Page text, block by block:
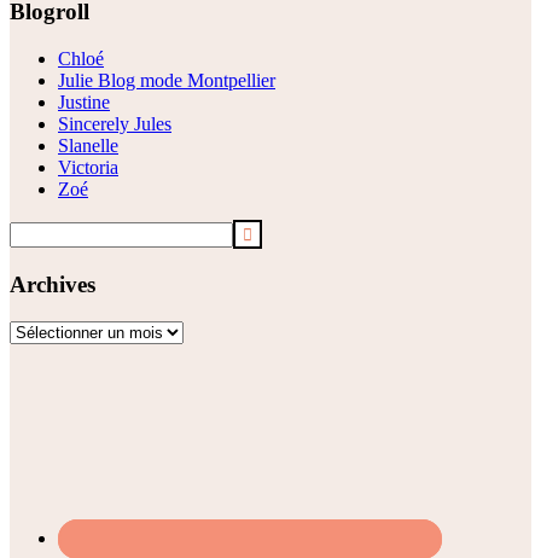
Footer
Blogroll
Chloé
Julie Blog mode Montpellier
Justine
Sincerely Jules
Slanelle
Victoria
Zoé
Archives
Archives